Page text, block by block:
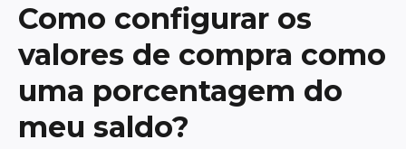
Como configurar os
valores de compra como
uma porcentagem do
meu saldo?